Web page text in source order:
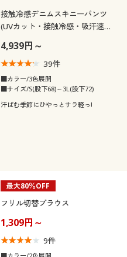
接触冷感デニムスキニーパンツ
(UVカット・接触冷感・吸汗速
4,939円～
39件
■カラー/3色展開
■サイズ/S(股下68)～3L(股下72)
汗ばむ季節にひやっとサラ軽っ!
最大80％OFF
フリル切替ブラウス
1,309円～
9件